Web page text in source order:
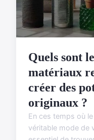
Quels sont
matériaux
créer des
originaux ?
En ces temps où
véritable mode de